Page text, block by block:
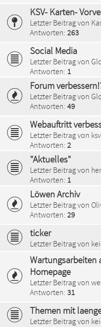
KSV- Karten-
Letzter Beitrag von
Antworten: 263
Social Media
Letzter Beitrag von
Antworten: 1
Forum
Letzter Beitrag von
Antworten: 49
Webauftritt
Letzter Beitrag von
Antworten: 2
"Aktuelles"
Letzter Beitrag von
Antworten: 1
Löwen Archiv
Letzter Beitrag von
Antworten: 29
ticker
Letzter Beitrag von
Wartungsarbeiten
Homepage
Letzter Beitrag von
Antworten: 31
Themen mit
Letzter Beitrag von